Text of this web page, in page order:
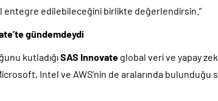
entegre edilebileceğini birlikte değerlendirsin.”
gündemdeydi
kutladığıSAS Innovate global veri ve yapay
Intel ve AWS’nin de aralarında bulunduğu